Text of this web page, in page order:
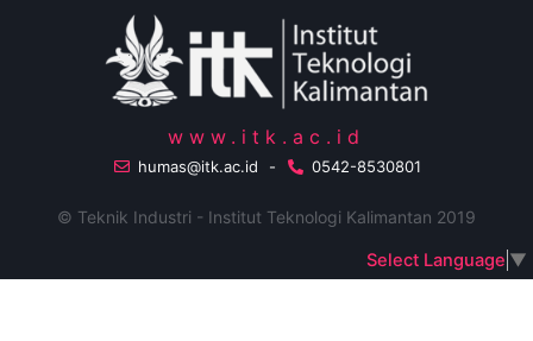
www.itk.ac.id
humas@itk.ac.id - 0542-8530801
© Teknik Industri - Institut Teknologi Kalimantan 2019
Select Language ▼